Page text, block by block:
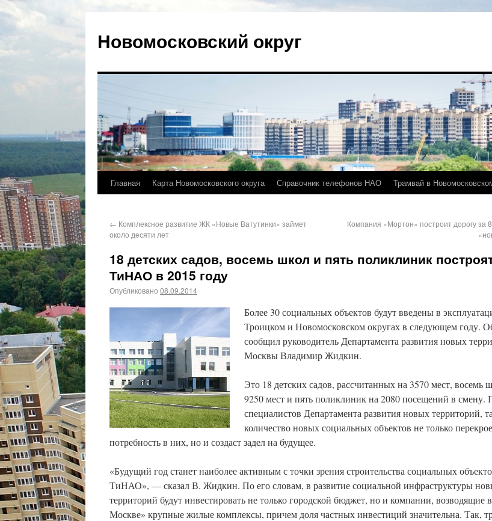
Новомосковский округ
Главная Карта Новомосковского округа Справочник телефонов НАО Трамвай в
← Комплексное развитие ЖК «Новые Ватутинки» займет
около десяти лет
Компания «Мортон» построит дорогу за
18 детских садов, восемь школ и пять поликлиник
ТиНАО в 2015 году
Опубликовано 08.09.2014
Более 30 социальных объектов будут введены в
Троицком и Новомосковском округах в следующем году.
сообщил руководитель Департамента развития новых
Москвы Владимир Жидкин.
Это 18 детских садов, рассчитанных на 3570 мест, восемь
9250 мест и пять поликлиник на 2080 посещений в
специалистов Департамента развития новых территорий,
количество новых социальных объектов не только
потребность в них, но и создаст задел на будущее.
«Будущий год станет наиболее активным с точки зрения строительства социальных
ТиНАО», — сказал В. Жидкин. По его словам, в развитие социальной инфраструктуры
территорий будут инвестировать не только городской бюджет, но и компании, возводящие
Москве» крупные жилые комплексы, причем доля частных инвестиций значительна. Так,